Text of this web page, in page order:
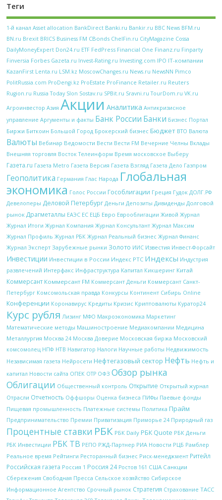
Теги
1-й канал Asset allocation BankDirect Banki.ru Bankir.ru BBC News BFM.ru
BN.ru Brexit BRICS Business FM CBonds ChelFin.ru CityMagazine Cossa
DailyMoneyExpert Don24.ru ETF FedPress Financial One Finanz.ru Finparty
Finversia Forbes Gazeta.ru Invest-Rating.ru Investing.com IPO IT-компании
KazanFirst Lenta.ru LSM.kz MoscowChanges.ru News.ru NewsNN Pimco
PolitRussia.com ProDengi.kz ProEstate ProFinance Retailer.ru Reuters
Rugion.ru Russia Today Slon Sostav.ru SPBit.ru Sravni.ru TourDom.ru VK.ru
Агроинвестор Азия Акции Аналитика Антикризисное
управление Аргументы и факты Банк России Банки Бизнес Портал
Биржи Биткоин Большой Город Брокерский бизнес Бюджет ВТО Валюта
Валюты Вебинар Ведомости Вести Вести FM Вечерние Челны Вклады
Внешняя торговля Восток Телеинформ Время московское Выберу
Газета.ru Газета Metro Газета Версия Газета Взгляд Газета Дело Газпром
Геополитика Германия Глас Народа Глобальная
экономика Голос России Гособлигации Греция Гудок ДОЛГ.РФ
Девелоперы Деловой Петербург Деньги Депозиты Дивиденды Долговой
рынок Драгметаллы ЕАЭС ЕС ЕЦБ Евро Еврооблигации Живой Журнал
Журнал Итоги Журнал Компания Журнал Консультант Журнал Максим
Журнал Профиль Журнал РБК Журнал Реальный бизнес Журнал Финанс
Журнал Эксперт Зарубежные рынки Золото ИИС Известия Инвест-Форсайт
Инвестиции Инвестиции в России Индекс РТС Индексы Индустрия
развлечений Интерфакс Инфраструктура Капитал Кикшеринг Китай
Коммерсант Коммерсант FM Коммерсант Деньги Коммерсант Санкт-
Петербург Комсомольская правда Конкурсы Континент Сибирь Online
Конференции Коронавирус Кредиты Кризис Криптовалюты Куратор24
Курс рубля Лизинг МФО Макроэкономика Маркетинг
Математические методы Машиностроение Медиакомпании Медицина
Металлургия Москва 24 Москва Доверие Московская биржа Московский
комсомолец НПФ НТВ Навигатор Налоги Научные работы Недвижимость
Независимая газета Нейросети Нефтегазовый сектор Нефть Нефть и
капитал Новости сайта ОПЕК ОТР ОФЗ Обзор рынка
Облигации Общественный контроль Открытие Открытый журнал
Отрасли Отчетность Оффшоры Оценка бизнеса ПИФы Паевые фонды
Пищевая промышленность Платежные системы Политика Прайм
Предпринимательство Премии Приватизация Приморье 24 Природный газ
Процентные ставки РБК РБК Daily РБК Quote РБК Деньги
РБК Инвестиции РБК ТВ РЕПО РЖД-Партнер РИА Новости РЦБ Рамблер
Реальное время Рейтинги Ресторанный бизнес Риск-менеджмент Ритейл
Российская газета Россия 1 Россия 24 Ростов 161 США Санкции
Сбережения Свободная Пресса Сельское хозяйство Сибирское
Информационное Агентство Срочный рынок Стратегия Страхование ТАСС